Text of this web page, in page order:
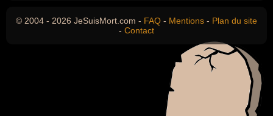
© 2004 - 2026 JeSuisMort.com - FAQ - Mentions - Plan du site
- Contact